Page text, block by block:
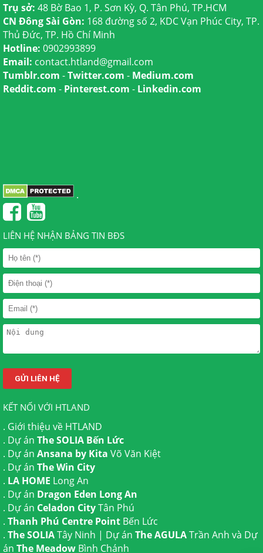
Trụ sở: 48 Bờ Bao 1, P. Sơn Kỳ, Q. Tân Phú, TP.HCM
CN Đông Sài Gòn: 168 đường số 2, KDC Vạn Phúc City, TP.
Thủ Đức, TP. Hồ Chí Minh
Hotline: 0902993899
Email: contact.htland@gmail.com
Tumblr.com -Twitter.com - Medium.com
Reddit.com - Pinterest.com - Linkedin.com
.
LIÊN HỆ NHẬN BẢNG TIN BĐS
KẾT NỐI VỚI HTLAND
. Giới thiệu về HTLAND
. Dự án The SOLIA Bến Lức
. Dự án Ansana by Kita Võ Văn Kiệt
. Dự án The Win City
. LA HOME Long An
. Dự án Dragon Eden Long An
. Dự án Celadon CityTân Phú
. Thanh Phú Centre Point Bến Lức
. The SOLIATây Ninh | Dự án The AGULATrần Anh và Dự
án The Meadow Bình Chánh